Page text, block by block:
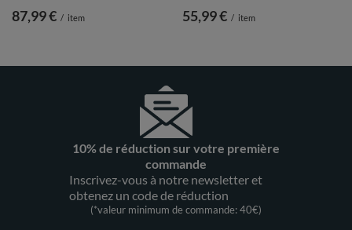
87,99 € / item 55,99 € / item
10% de réduction sur votre première
commande
Inscrivez-vous à notre newsletter et
obtenez un code de réduction
(*valeur minimum de commande: 40€)